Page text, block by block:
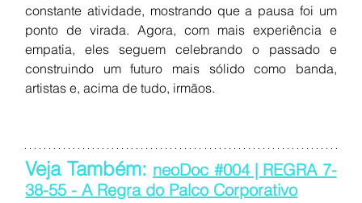
constante atividade, mostrando que a pausa foi um
ponto de virada. Agora, com mais experiência e
empatia, eles seguem celebrando o passado e
construindo um futuro mais sólido como banda,
artistas e, acima de tudo, irmãos.
Veja Também: neoDoc #004 | REGRA 7-
38-55 - A Regra do Palco Corporativo